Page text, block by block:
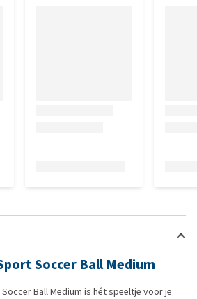
Soccer Ball Medium
Ball Medium is hét speeltje voor je